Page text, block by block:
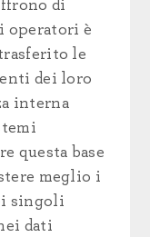
di
operatori è
le
dei loro
interna
questa base
meglio i
singoli
dati